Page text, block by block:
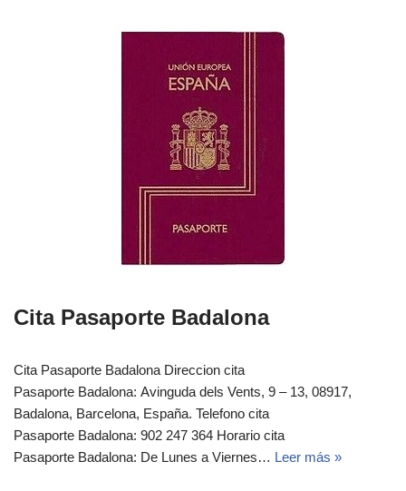
Cita Pasaporte Badalona
Cita Pasaporte Badalona Direccion cita
Pasaporte Badalona: Avinguda dels Vents, 9 – 13, 08917,
Badalona, Barcelona, España. Telefono cita
Pasaporte Badalona: 902 247 364 Horario cita
Pasaporte Badalona: De Lunes a Viernes… Leer más »